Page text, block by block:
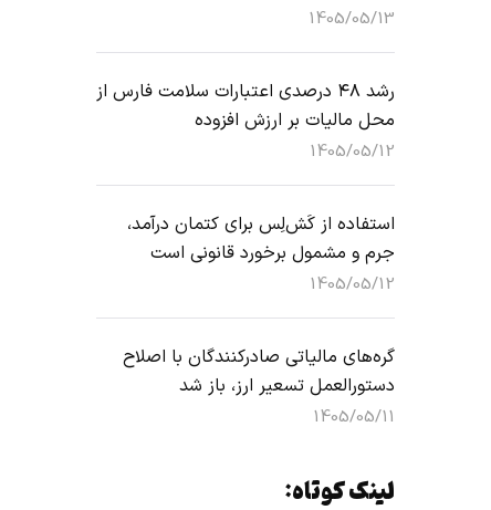
1405/05/13
رشد ۴۸ درصدی اعتبارات سلامت فارس از
محل مالیات بر ارزش افزوده
1405/05/12
استفاده از کَش‌لِس برای کتمان درآمد،
جرم و مشمول برخورد قانونی است
1405/05/12
گره‌های مالیاتی صادرکنندگان با اصلاح
دستورالعمل تسعیر ارز، باز شد
1405/05/11
لینک کوتاه: